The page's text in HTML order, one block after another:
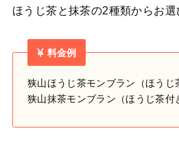
ほうじ茶と抹茶の2種類からお選
料金例
狭山ほうじ茶モンブラン（ほうじ
狭山抹茶モンブラン（ほうじ茶付